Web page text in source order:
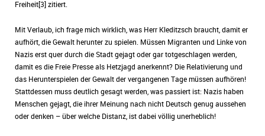
Freiheit[3] zitiert.
Mit Verlaub, ich frage mich wirklich, was Herr Kleditzsch braucht, damit er
aufhört, die Gewalt herunter zu spielen. Müssen Migranten und Linke von
Nazis erst quer durch die Stadt gejagt oder gar totgeschlagen werden,
damit es die Freie Presse als Hetzjagd anerkennt? Die Relativierung und
das Herunterspielen der Gewalt der vergangenen Tage müssen aufhören!
Stattdessen muss deutlich gesagt werden, was passiert ist: Nazis haben
Menschen gejagt, die ihrer Meinung nach nicht Deutsch genug aussehen
oder denken – über welche Distanz, ist dabei völlig unerheblich!